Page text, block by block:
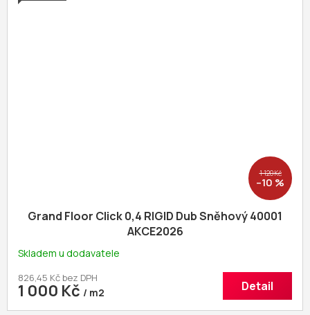
1 120 Kč
–10 %
Grand Floor Click 0,4 RIGID Dub Sněhový 40001
AKCE2026
Skladem u dodavatele
826,45 Kč bez DPH
1 000 Kč / m2 Detail